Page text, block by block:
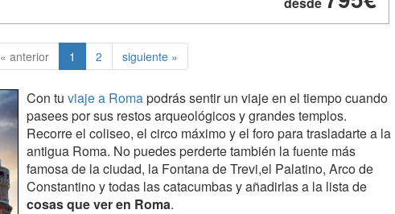
« anterior 1 2 siguiente »
Con tu viaje a Romapodrás sentir un viaje en el tiempo cuando
pasees por sus restos arqueológicos y grandes templos.
Recorre el coliseo, el circo máximo y el foro para trasladarte a la
antigua Roma. No puedes perderte también la fuente más
famosa de la ciudad, la Fontana de Trevi,el Palatino, Arco de
Constantino y todas las catacumbas y añadirlas a la lista de
cosas que ver en Roma.